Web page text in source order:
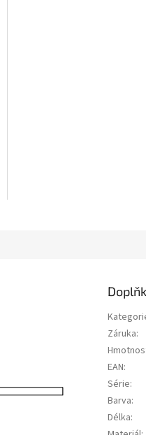
Záruka:
EAN:
Série:
Barva:
Délka: